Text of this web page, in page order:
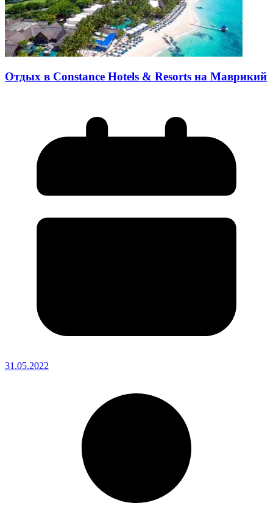
Отдых в Constance Hotels & Resorts на Маврикий
31.05.2022